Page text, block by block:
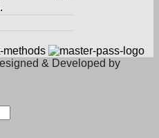
& Developed by